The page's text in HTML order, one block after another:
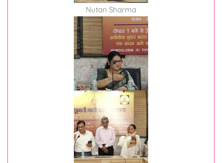
Nutan Sharma